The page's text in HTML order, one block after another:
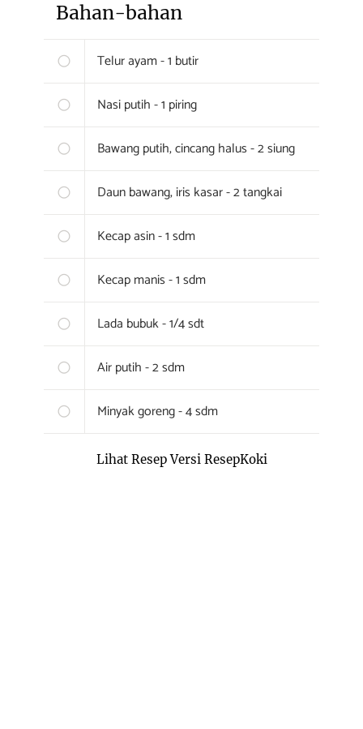
Bahan-bahan
Telur ayam - 1 butir
Nasi putih - 1 piring
Bawang putih, cincang halus - 2 siung
Daun bawang, iris kasar - 2 tangkai
Kecap asin - 1 sdm
Kecap manis - 1 sdm
Lada bubuk - 1/4 sdt
Air putih - 2 sdm
Minyak goreng - 4 sdm
Lihat Resep Versi ResepKoki